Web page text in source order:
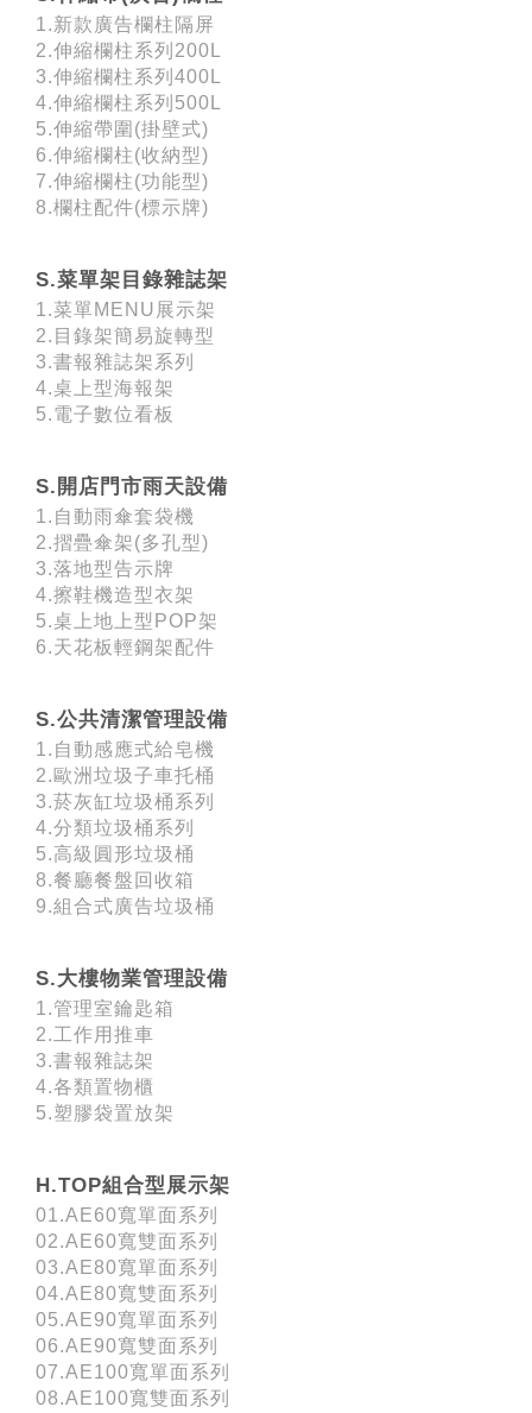
1.新款廣告欄柱隔屏
2.伸縮欄柱系列200L
3.伸縮欄柱系列400L
4.伸縮欄柱系列500L
5.伸縮帶圍(掛壁式)
6.伸縮欄柱(收納型)
7.伸縮欄柱(功能型)
8.欄柱配件(標示牌)
S.菜單架目錄雜誌架
1.菜單MENU展示架
2.目錄架簡易旋轉型
3.書報雜誌架系列
4.桌上型海報架
5.電子數位看板
S.開店門市雨天設備
1.自動雨傘套袋機
2.摺疊傘架(多孔型)
3.落地型告示牌
4.擦鞋機造型衣架
5.桌上地上型POP架
6.天花板輕鋼架配件
S.公共清潔管理設備
1.自動感應式給皂機
2.歐洲垃圾子車托桶
3.菸灰缸垃圾桶系列
4.分類垃圾桶系列
5.高級圓形垃圾桶
8.餐廳餐盤回收箱
9.組合式廣告垃圾桶
S.大樓物業管理設備
1.管理室鑰匙箱
2.工作用推車
3.書報雜誌架
4.各類置物櫃
5.塑膠袋置放架
H.TOP組合型展示架
01.AE60寬單面系列
02.AE60寬雙面系列
03.AE80寬單面系列
04.AE80寬雙面系列
05.AE90寬單面系列
06.AE90寬雙面系列
07.AE100寬單面系列
08.AE100寬雙面系列